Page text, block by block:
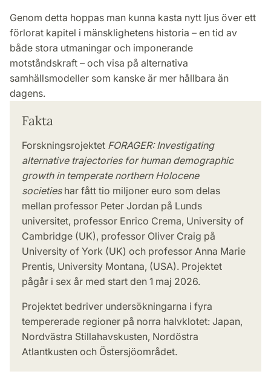
Genom detta hoppas man kunna kasta nytt ljus över ett
förlorat kapitel i mänsklighetens historia – en tid av
både stora utmaningar och imponerande
motståndskraft – och visa på alternativa
samhällsmodeller som kanske är mer hållbara än
dagens.
Fakta
Forskningsrojektet FORAGER: Investigating
alternative trajectories for human demographic
growth in temperate northern Holocene
societies har fått tio miljoner euro som delas
mellan professor Peter Jordan på Lunds
universitet, professor Enrico Crema, University of
Cambridge (UK), professor Oliver Craig på
University of York (UK) och professor Anna Marie
Prentis, University Montana, (USA). Projektet
pågår i sex år med start den 1 maj 2026.
Projektet bedriver undersökningarna i fyra
tempererade regioner på norra halvklotet: Japan,
Nordvästra Stillahavskusten, Nordöstra
Atlantkusten och Östersjöområdet.